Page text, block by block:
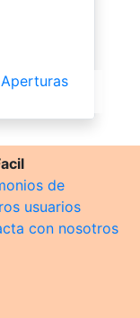
de
usuarios
con nosotros